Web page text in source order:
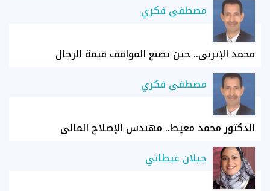
مصطفى فكري
محمد الإتربي.. حين تصنع المواقف قيمة الرجال
مصطفى فكري
الدكتور محمد معيط.. مهندس الإصلاح المالي
جيلان غيطاني